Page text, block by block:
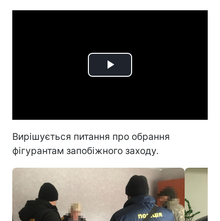
Play
Вирішується питання про обрання
фігурантам запобіжного заходу.